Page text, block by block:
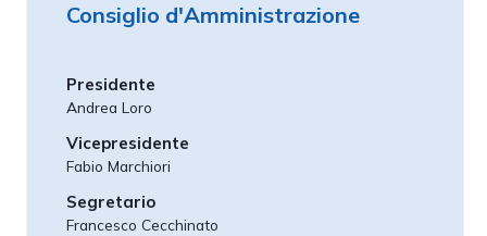
Consiglio d'Amministrazione
Presidente
Andrea Loro
Vicepresidente
Fabio Marchiori
Segretario
Francesco Cecchinato